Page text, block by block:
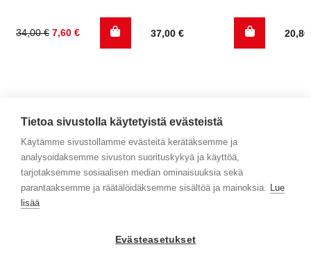
34,00€
Alkuperäinen
7,60 €
Nykyinen
37,00 €
Yhteystiedot
Selaa tuotteita
Tietoa sivustolla käytetyistä evästeistä
Käytämme sivustollamme evästeitä kerätäksemme ja
analysoidaksemme sivuston suorituskykyä ja käyttöä,
tarjotaksemme sosiaalisen median ominaisuuksia sekä
parantaaksemme ja räätälöidäksemme sisältöä ja mainoksia. Lue
lisää
Evästeasetukset